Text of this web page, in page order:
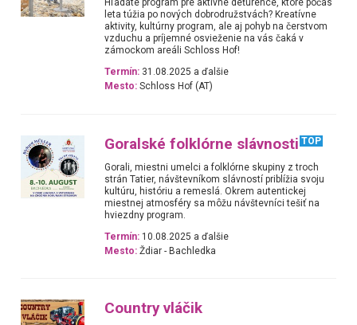
Hľadáte program pre aktívne deťúrence, ktoré počas
leta túžia po nových dobrodružstvách? Kreatívne
aktivity, kultúrny program, ale aj pohyb na čerstvom
vzduchu a príjemné osvieženie na vás čaká v
zámockom areáli Schloss Hof!
Termín: 31.08.2025 a ďalšie
Mesto: Schloss Hof (AT)
Goralské folklórne slávnosti TOP
Gorali, miestni umelci a folklórne skupiny z troch
strán Tatier, návštevníkom slávností priblížia svoju
kultúru, históriu a remeslá. Okrem autentickej
miestnej atmosféry sa môžu návštevníci tešiť na
hviezdny program.
Termín: 10.08.2025 a ďalšie
Mesto: Ždiar - Bachledka
Country vláčik